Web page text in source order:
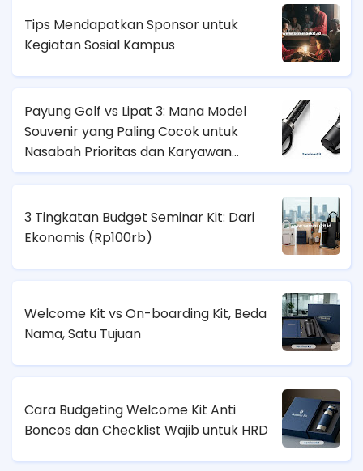
Tips Mendapatkan Sponsor untuk
Kegiatan Sosial Kampus
Payung Golf vs Lipat 3: Mana Model
Souvenir yang Paling Cocok untuk
Nasabah Prioritas dan Karyawan
Lapangan?
3 Tingkatan Budget Seminar Kit: Dari
Ekonomis (Rp100rb)
Welcome Kit vs On-boarding Kit, Beda
Nama, Satu Tujuan
Cara Budgeting Welcome Kit Anti
Boncos dan Checklist Wajib untuk HRD